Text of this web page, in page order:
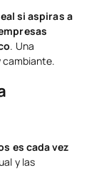
si aspiras a
. Una
es cada vez
y las